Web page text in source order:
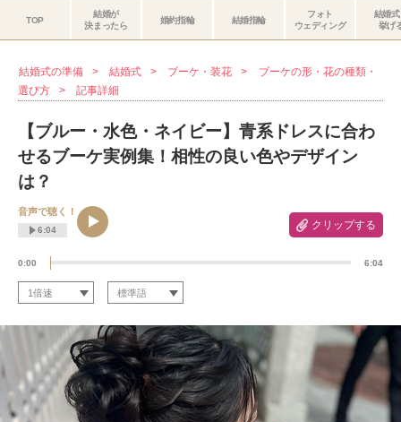
TOP
結婚が
決まったら
婚約指輪 結婚指輪
フォト
ウェディング
結婚
挙げ
結婚式の準備 結婚式 ブーケ・装花
ブーケの形・花の種類・
選び方
記事詳細
【ブルー・水色・ネイビー】青系ドレスに合わ
せるブーケ実例集！相性の良い色やデザイン
は？
クリップする
音声で聴く！
6:04
0:00 6:04